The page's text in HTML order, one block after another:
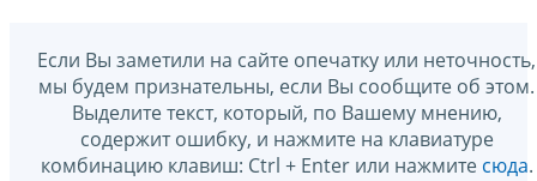
Если Вы заметили на сайте опечатку или неточность,
мы будем признательны, если Вы сообщите об этом.
Выделите текст, который, по Вашему мнению,
содержит ошибку, и нажмите на клавиатуре
комбинацию клавиш: Ctrl + Enter или нажмите сюда.